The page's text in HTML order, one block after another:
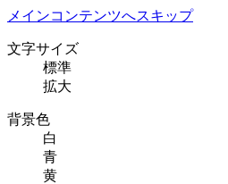
メインコンテンツへスキップ
文字サイズ
標準
拡大
背景色
白
青
黄